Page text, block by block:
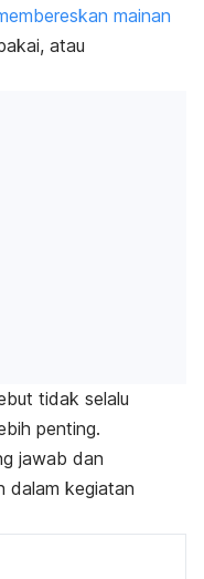
mainan
atau
tidak selalu
penting.
jawab dan
dalam kegiatan